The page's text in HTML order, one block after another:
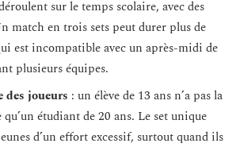
sur le temps scolaire, avec des
match en trois sets peut durer plus de
est incompatible avec un après-midi de
plusieurs équipes.
des joueurs : un élève de 13 ans n’a pas la
étudiant de 20 ans. Le set unique
d’un effort excessif, surtout quand ils